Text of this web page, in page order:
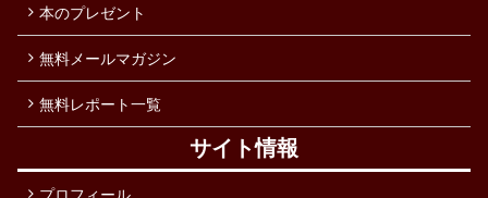
本のプレゼント
無料メールマガジン
無料レポート一覧
サイト情報
プロフィール